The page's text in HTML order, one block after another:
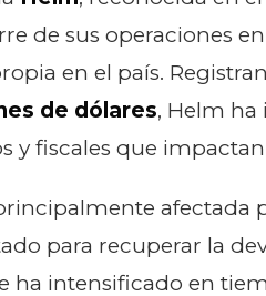
de sus operaciones en
en el país.
de dólares, Helm ha
y fiscales que
afectada
para recuperar la
ha intensificado en